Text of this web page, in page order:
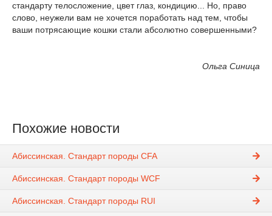
стандарту телосложение, цвет глаз, кондицию... Но, право
слово, неужели вам не хочется поработать над тем, чтобы
ваши потрясающие кошки стали абсолютно совершенными?
Ольга Синица
Похожие новости
Абиссинская. Стандарт породы CFA
Абиссинская. Стандарт породы WCF
Абиссинская. Стандарт породы RUI